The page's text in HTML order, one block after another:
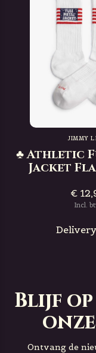
JIMMY
♣ Athletic
Jacket
€
Incl.
Blijf op
Ontvang de